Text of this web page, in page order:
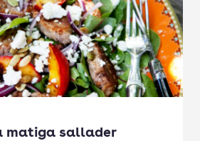
matiga sallader